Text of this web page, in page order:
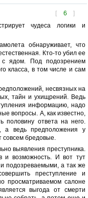
[ 6 ]
чудеса логики и
обнаруживает, что
Кто-то убил ее
ядом. Под подозрением
класса, в том числе и сам
несвязных на
тайн и ухищрений. Ведь
информацию, надо
вопросы. А, как известно,
половину ответа на него.
а ведь предположения у
совсем бредовые.
выявления преступника.
и возможность. И вот тут
подозреваемыми, а так же
преступление и
просматриваемом салоне
выгода от смерти